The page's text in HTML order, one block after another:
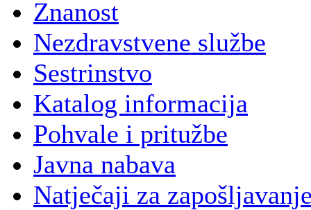
Znanost
Nezdravstvene službe
Sestrinstvo
Katalog informacija
Pohvale i pritužbe
Javna nabava
Natječaji za